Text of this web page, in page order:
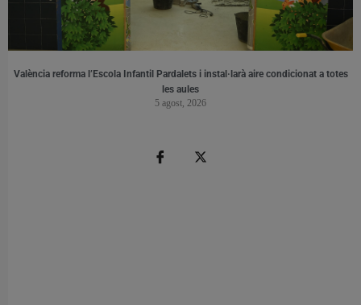
València reforma l’Escola Infantil Pardalets i instal·larà aire condicionat a totes
les aules
5 agost, 2026